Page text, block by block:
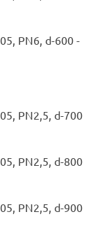
PN6, d-600 -
PN2,5, d-700
PN2,5, d-800
PN2,5, d-900